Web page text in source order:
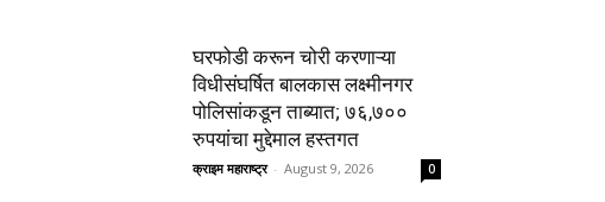
घरफोडी करून चोरी करणाऱ्या
विधीसंघर्षित बालकास लक्ष्मीनगर
पोलिसांकडून ताब्यात; ७६,७००
रुपयांचा मुद्देमाल हस्तगत
क्राइम महाराष्ट्र - August 9, 2026 0